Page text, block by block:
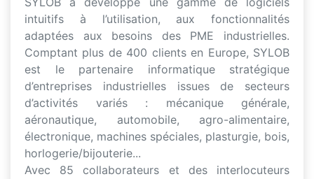
intuitifs à l’utilisation, aux fonctionnalités
adaptées aux besoins des PME industrielles.
Comptant plus de 400 clients en Europe, SYLOB
est le partenaire informatique stratégique
d’entreprises industrielles issues de secteurs
d’activités variés : mécanique générale,
aéronautique, automobile, agro-alimentaire,
électronique, machines spéciales, plasturgie, bois,
horlogerie/bijouterie...
Avec 85 collaborateurs et des interlocuteurs